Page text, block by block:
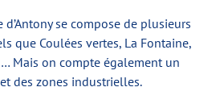
se compose de plusieurs
que Coulées vertes, La Fontaine,
Mais on compte également un
des zones industrielles.